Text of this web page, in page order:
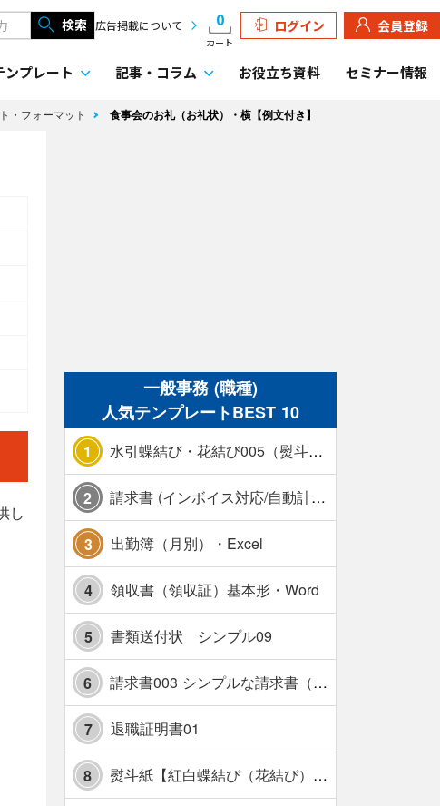
検索 広告掲載について 0
カート
ログイン 会員登録
ンプレート 記事・ コラム お役立ち資料 セミナー情報
・フォーマット 食事会のお礼（お礼状）・横【例文付き】
し
一般事務 (職種)
人気テンプレートBEST 10
1 水引蝶結び・花結び005（熨斗あり）
2 請求書 (インボイス対応/自動計算/A4 縦) カラー 使い方解説あり
3 出勤簿（月別）・Excel
4 領収書（領収証）基本形・Word
5 書類送付状 シンプル09
6 請求書003 シンプルな請求書（消費税10％対応）
7 退職証明書01
8 熨斗紙【紅白蝶結び（花結び）・水引7本】・Excel